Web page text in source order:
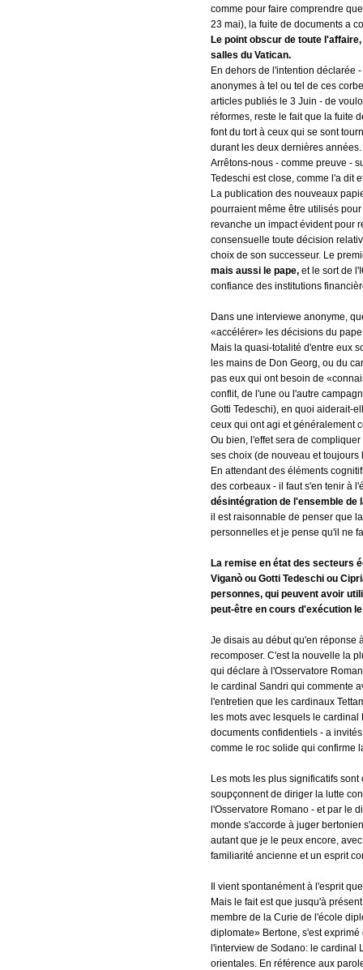
comme pour faire comprendre
23 mai), la fuite de documents a
Le point obscur de toute
salles du Vatican.
En dehors de l'intention déclarée
anonymes à tel ou tel de ces
articles publiés le 3 Juin - de
réformes, reste le fait que la fuite
font du tort à ceux qui se sont
durant les deux dernières années.
Arrêtons-nous - comme preuve -
Tedeschi est close, comme l'a dit
La publication des nouveaux
pourraient même être utilisés
revanche un impact évident pour
consensuelle toute décision
choix de son successeur. Le
mais aussi le pape, et le sort de
confiance des institutions
Dans une interviewe anonyme,
«accélérer» les décisions du
Mais la quasi-totalité d'entre eux
les mains de Don Georg, ou du
pas eux qui ont besoin de
conflit, de l'une ou l'autre
Gotti Tedeschi), en quoi aiderait-
ceux qui ont agi et généralement
Ou bien, l'effet sera de
ses choix (de nouveau et toujours
En attendant des éléments
des corbeaux - il faut s'en tenir à
désintégration de l'ensemble de
il est raisonnable de penser que
personnelles et je pense qu'il ne
La remise en état des secteurs
Viganò ou Gotti Tedeschi ou
personnes, qui peuvent avoir
peut-être en cours d'exécution
Je disais au début qu'en réponse
recomposer. C'est la nouvelle la
qui déclare à l'Osservatore
le cardinal Sandri qui commente
l'entretien que les cardinaux
les mots avec lesquels le
documents confidentiels - a
comme le roc solide qui confirme
Les mots les plus significatifs
soupçonnent de diriger la lutte
l'Osservatore Romano - et par le
monde s'accorde à juger
autant que je le peux encore,
familiarité ancienne et un esprit
Il vient spontanément à l'esprit
Mais le fait est que jusqu'à
membre de la Curie de l'école
diplomate» Bertone, s'est
l'interview de Sodano: le cardinal
orientales. En référence aux